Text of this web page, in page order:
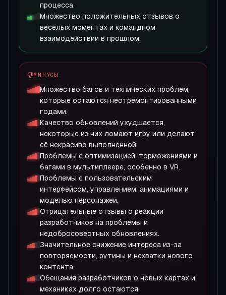
процесса.
Множество положительных отзывов о
весёлых моментах и командном
взаимодействии в прошлом.
МИНУСЫ
Множество багов и технических проблем,
которые остаются неотремонтированными
годами.
Качество обновлений ухудшается,
некоторые из них ломают игру или делают
её некрасиво выполненной.
Проблемы с оптимизацией, торможениями и
багами в мультиплеере, особенно в VR.
Проблемы с пользовательским
интерфейсом, управлением, анимациями и
моделью персонажей.
Отрицательные отзывы о реакции
разработчиков на проблемы и
недобросовестных обновлениях.
Значительное снижение интереса из-за
повторяемости, рутины и нехватки нового
контента.
Обещания разработчиков о новых картах и
механиках долго остаются